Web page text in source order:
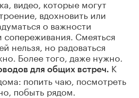
видео, которые могут
вдохновить или
о важности
сопереживания. Смеяться
нельзя, но радоваться
Более того, даже нужно.
для общих встреч. К
попить чаю, посмотреть
побыть рядом.